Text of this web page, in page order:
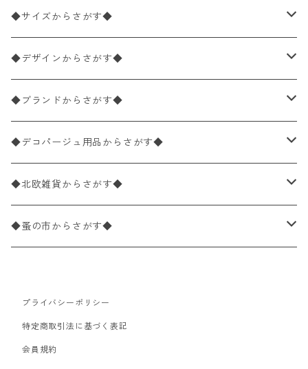
ペーパーナプキン2枚バラ売り
ペーパーナプキン1枚バラ売り
ペーパーナプキン20枚入りパック
ペーパーナプキン10枚入りパック
ライスペーパー
ペーパーリネンナプキン
ワックスペーパー
デコパージュ用品
◆サイズからさがす◆
33×33cm（ランチサイズ）
バラ売り
パック売り
25×25cm（カクテルサイズ）
バラ売り
パック売り
40×40cm（ディナーサイズ）
バラ売り
パック売り
21×21cm（ポケットサイズ）
バラ売り
33cm（ラウンド）
◆デザインからさがす◆
花柄
植物・グリーン柄
動物・鳥・昆虫・蝶柄
海・魚柄
食べ物・フルーツ・野菜・ドリンク柄
食器・カトラリー柄
◆ブランドからさがす◆
ドイツ製 IHR/イア
ランチサイズ
カクテルサイズ
ドイツ製 Ambiente/アンビエンテ
ランチサイズ
ドイツ製 Paperproducts Design
カクテルサイズ
ランチサイズ
カクテルサイズ
ドイツ製 ti-flair/ティーフレア
ランチサイズ
ドイツ製 PAW/パウ
◆デコパージュ用品からさがす◆
デコパージュ液
デコパージュ下地
デコパージュはさみ
3Dデコパージュ
◆北欧雑貨からさがす◆
シリコンモールド
トレイ
ポスター・カレンダー
◆蚤の市からさがす◆
北欧雑貨
デコパージュ用品
プライバシーポリシー
特定商取引法に基づく表記
会員規約